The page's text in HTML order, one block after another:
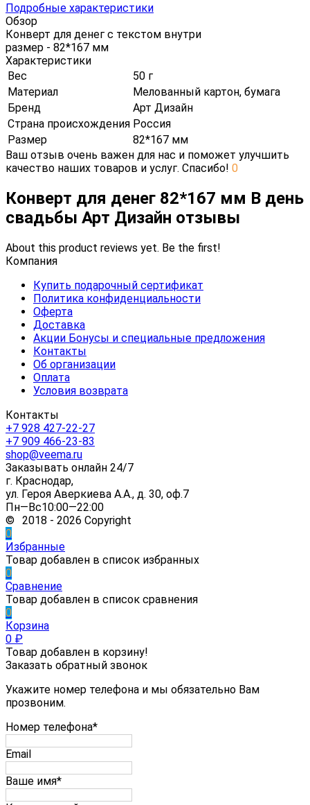
Подробные характеристики
Обзор
Конверт для денег с текстом внутри
размер - 82*167 мм
Характеристики
Вес
50 г
Материал
Мелованный картон, бумага
Бренд
Арт Дизайн
Страна происхождения Россия
Размер
82*167 мм
Ваш отзыв очень важен для нас и поможет улучшить
качество наших товаров и услуг. Спасибо! 0
Конверт для денег 82*167 мм В день
свадьбы Арт Дизайн отзывы
About this product reviews yet. Be the first!
Компания
Купить подарочный сертификат
Политика конфиденциальности
Оферта
Доставка
Акции Бонусы и специальные предложения
Контакты
Об организации
Оплата
Условия возврата
Контакты
+7 928 427-22-27
+7 909 466-23-83
shop@veema.ru
Заказывать онлайн 24/7
г. Краснодар,
ул. Героя Аверкиева А.А., д. 30, оф.7
Пн—Вс10:00—22:00
© 2018 - 2026 Copyright
0
Избранные
Товар добавлен в список избранных
0
Сравнение
Товар добавлен в список сравнения
0
Корзина
0 ₽
Товар добавлен в корзину!
Заказать обратный звонок
Укажите номер телефона и мы обязательно Вам
прозвоним.
Номер телефона*
Email
Ваше имя*